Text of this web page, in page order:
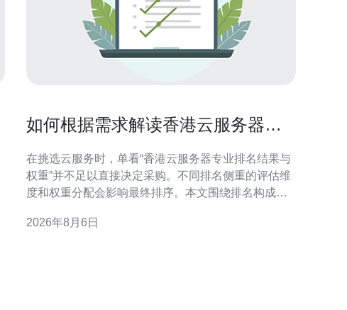
如何根据需求解读香港云服务器专
在挑选云服务时，单看“香港云服务器专业排名结果与
权重”并不足以直接决定采购。不同排名侧重的评估维
度和权重分配会影响最终排序。本文围绕排名构成、
读方法，帮助你把排名结果转化为业务可用的选型依
2026年8月6日